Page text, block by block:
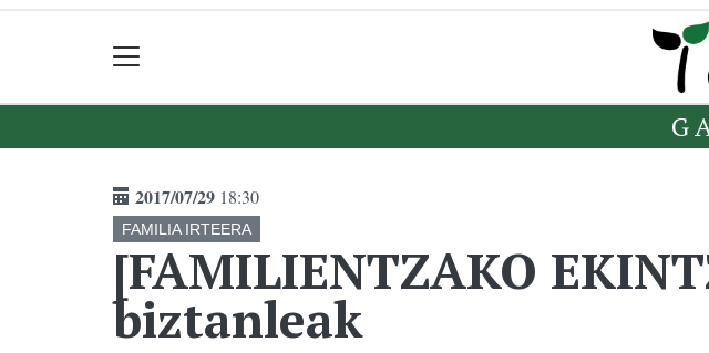
2017/07/29 18:30
FAMILIA IRTEERA
[FAMILIENTZAKO
biztanleak